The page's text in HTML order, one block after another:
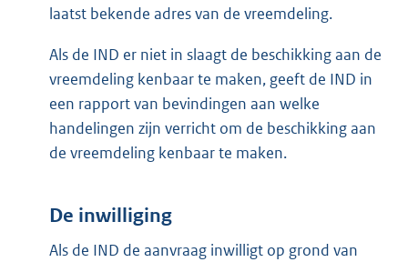
laatst bekende adres van de vreemdeling.
Als de IND er niet in slaagt de beschikking aan de
vreemdeling kenbaar te maken, geeft de IND in
een rapport van bevindingen aan welke
handelingen zijn verricht om de beschikking aan
de vreemdeling kenbaar te maken.
De inwilliging
Als de IND de aanvraag inwilligt op grond van